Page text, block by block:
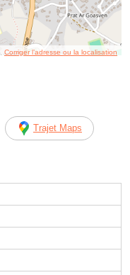
Corriger l’adresse ou la localisation
Trajet Maps